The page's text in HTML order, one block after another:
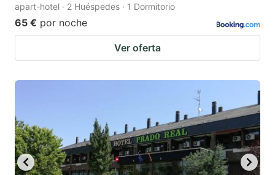
apart-hotel · 2 Huéspedes · 1 Dormitorio
65 € por noche
Ver oferta